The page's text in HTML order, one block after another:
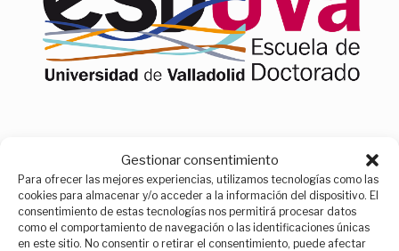
Gestionar consentimiento
Para ofrecer las mejores experiencias, utilizamos tecnologías como las
cookies para almacenar y/o acceder a la información del dispositivo. El
consentimiento de estas tecnologías nos permitirá procesar datos
como el comportamiento de navegación o las identificaciones únicas
en este sitio. No consentir o retirar el consentimiento, puede afectar
Menu
Information>Main professional opportunities